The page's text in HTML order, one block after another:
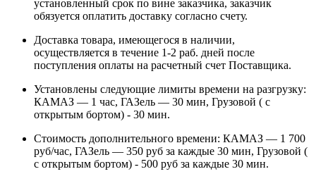
установленный срок по вине заказчика, заказчик
обязуется оплатить доставку согласно счету.
Доставка товара, имеющегося в наличии,
осуществляется в течение 1-2 раб. дней после
поступления оплаты на расчетный счет Поставщика.
Установлены следующие лимиты времени на разгрузку:
КАМАЗ — 1 час, ГАЗель — 30 мин, Грузовой ( с
открытым бортом) - 30 мин.
Стоимость дополнительного времени: КАМАЗ — 1 700
руб/час, ГАЗель — 350 руб за каждые 30 мин, Грузовой (
с открытым бортом) - 500 руб за каждые 30 мин.